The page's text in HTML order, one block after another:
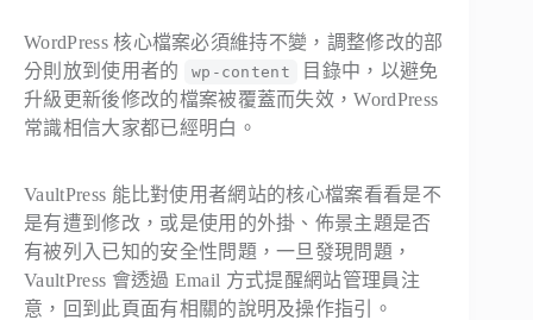
WordPress 核心檔案必須維持不變，調整修改的部
分則放到使用者的
wp-content
目錄中，以避免
升級更新後修改的檔案被覆蓋而失效，WordPress
常識相信大家都已經明白。
VaultPress 能比對使用者網站的核心檔案看看是不
是有遭到修改，或是使用的外掛、佈景主題是否
有被列入已知的安全性問題，一旦發現問題，
VaultPress 會透過 Email 方式提醒網站管理員注
意，回到此頁面有相關的說明及操作指引。